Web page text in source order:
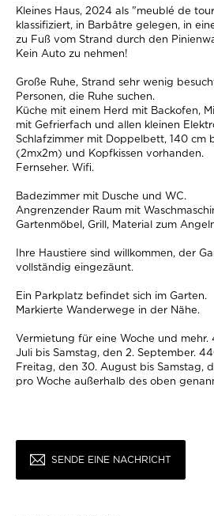
Kleines Haus, 2024 als "meublé de
klassifiziert, in Barbâtre gelegen, in
zu Fuß vom Strand durch den
Kein Auto zu nehmen!
Große Ruhe, Strand sehr wenig
Personen, die Ruhe suchen.
Küche mit einem Herd mit Backofen,
mit Gefrierfach und allen kleinen
Schlafzimmer mit Doppelbett, 140 cm
(2mx2m) und Kopfkissen vorhanden.
Fernseher. Wifi.
Badezimmer mit Dusche und WC.
Angrenzender Raum mit
Gartenmöbel, Grill, Material zum
Ihre Haustiere sind willkommen, der
vollständig eingezäunt.
Ein Parkplatz befindet sich im Garten.
Markierte Wanderwege in der Nähe.
Vermietung für eine Woche und mehr.
Juli bis Samstag, den 2. September.
Freitag, den 30. August bis Samstag,
pro Woche außerhalb des oben
SENDE EINE NACHRICHT